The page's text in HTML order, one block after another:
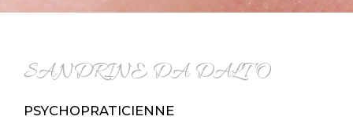
SANDRINE DA DALTO
PSYCHOPRATICIENNE